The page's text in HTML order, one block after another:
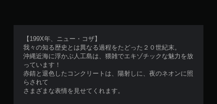
【199X年、ニュー・コザ】
我々の知る歴史とは異なる過程をたどった２０世紀末。
沖縄近海に浮かぶ人工島は、猥雑でエキゾチックな魅力を放
っています！
赤錆と退色したコンクリートは、陽射しに、夜のネオンに照
らされて
さまざまな表情を見せてくれます。